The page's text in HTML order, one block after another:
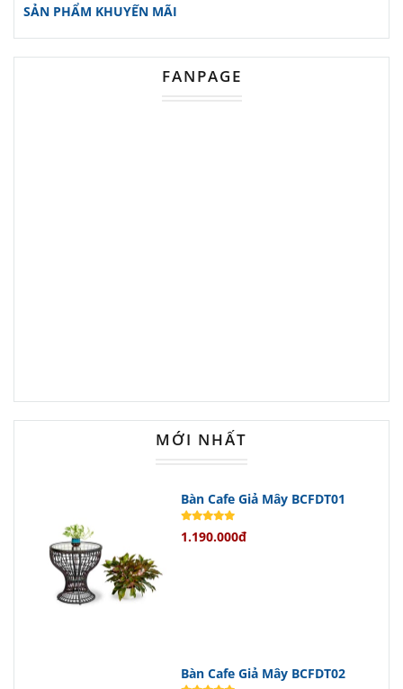
mê ngồi cao 430mm, lưng cao
870mm và rộng 400mm;bàn cafe
cao 720mm và rộng 650mm, bộ sản
nhựa giả mây bền bỉ với khung sắt
Bàn có mặt kính trong suốt sang
trọng cùng khung sắt chắc chắn và
đan nhựa giả mây tinh tế.
Đặc biệt, nút chân tăng chỉnh giúp
SẢN PHẨM KHUYẾN MÃI
FANPAGE
MỚI NHẤT
Bàn Cafe Giả Mây BCFDT01
1.190.000đ
Bàn Cafe Giả Mây BCFDT02